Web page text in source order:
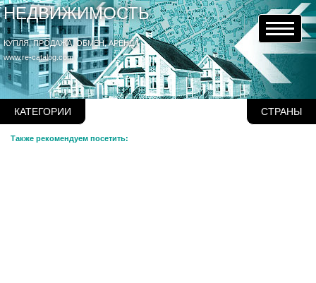
НЕДВИЖИМОСТЬ
КУПЛЯ, ПРОДАЖА, ОБМЕН, АРЕНДА
www.re-catalog.com
КАТЕГОРИИ СТРАНЫ
Также рекомендуем посетить: